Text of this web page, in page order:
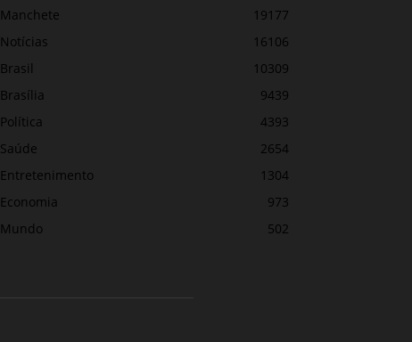
Manchete
19177
Notícias
16106
Brasil
10309
Brasília
9439
Política
4393
Saúde
2654
Entretenimento
1304
Economia
973
Mundo
502